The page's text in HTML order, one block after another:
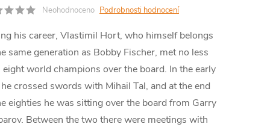
Neohodnoceno Podrobnosti hodnocení
his career, Vlastimil Hort, who himself belongs
same generation as Bobby Fischer, met no less
eight world champions over the board. In the early
crossed swords with Mihail Tal, and at the end
eighties he was sitting over the board from Garry
Between the two there were meetings with